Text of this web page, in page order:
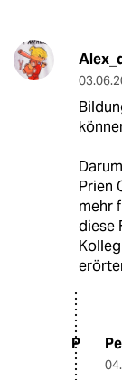
Prien
mehr
diese
P